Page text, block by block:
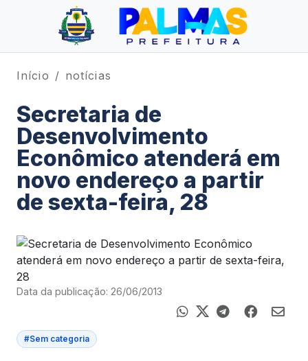
Início notícias
Secretaria de
Desenvolvimento
Econômico atenderá em
novo endereço a partir
de sexta-feira, 28
Data da publicação: 26/06/2013
#Sem categoria